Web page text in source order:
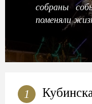
собраны
поменяли
1